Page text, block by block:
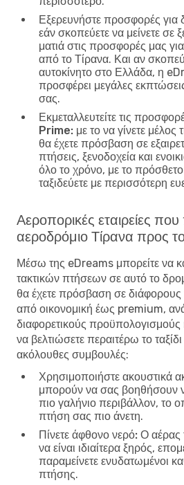
Εξερευνήστε προσφορές για
εάν σκοπεύετε να μείνετε σε
ματιά στις προσφορές μας
από το Τίρανα. Και αν
αυτοκίνητο στο Ελλάδα, η
προσφέρει μεγάλες
σας.
Εκμεταλλευτείτε τις
Prime: με το να γίνετε
θα έχετε πρόσβαση σε
πτήσεις, ξενοδοχεία και
όλο το χρόνο, με το
ταξιδεύετε με περισσότερη
Αεροπορικές εταιρείες
αεροδρόμιο Τίρανα προς
Μέσω της eDreams μπορείτε να
τακτικών πτήσεων σε αυτό το
θα έχετε πρόσβαση σε
από οικονομική έως premium,
διαφορετικούς προϋπολογισμούς
να βελτιώσετε περαιτέρω το
ακόλουθες συμβουλές:
Χρησιμοποιήστε ακουστικά
μπορούν να σας βοηθήσουν
πιο γαλήνιο περιβάλλον, το
πτήση σας πιο άνετη.
Πίνετε άφθονο νερό: Ο αέρας
να είναι ιδιαίτερα ξηρός,
παραμείνετε ενυδατωμένοι
πτήσης.